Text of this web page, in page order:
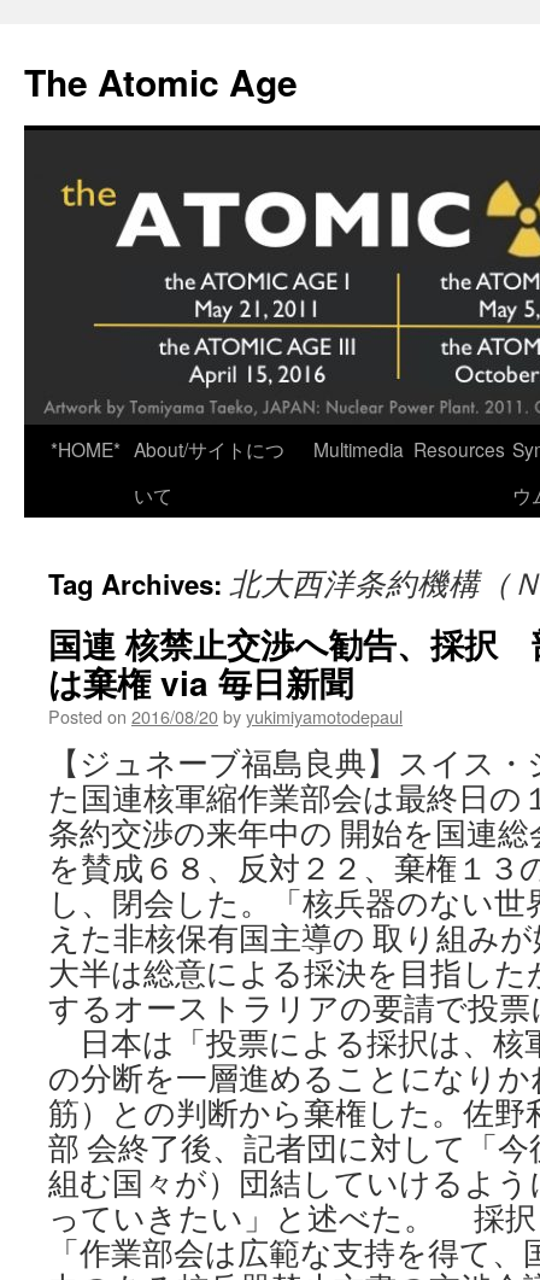
content
The Atomic Age
*HOME* About/サイトにつ
いて
Multimedia Resources
ウ
Tag Archives: 北大西洋条約機構（
国連 核禁止交渉へ勧告、採
は棄権 via 毎日新聞
Posted on 2016/08/20byyukimiyamotodepaul
【ジュネーブ福島良典】スイス
た国連核軍縮作業部会は最終日の
条約交渉の来年中の 開始を国連
を賛成６８、反対２２、棄権１３
し、閉会した。「核兵器のない
えた非核保有国主導の 取り組み
大半は総意による採決を目指した
するオーストラリアの要請で投
日本は「投票による採択は、核
の分断を一層進めることになり
筋）との判断から棄権した。佐野
部 会終了後、記者団に対して「
組む国々が）団結していけるよ
っていきたい」と述べた。 採
「作業部会は広範な支持を得て